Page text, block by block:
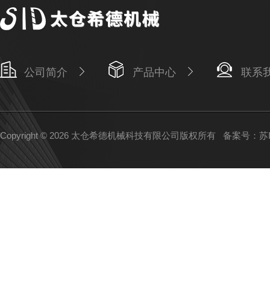
公司简介 产品中心 联系
Copyright © 2026 太仓希德机械科技有限公司版权所有 备案号：